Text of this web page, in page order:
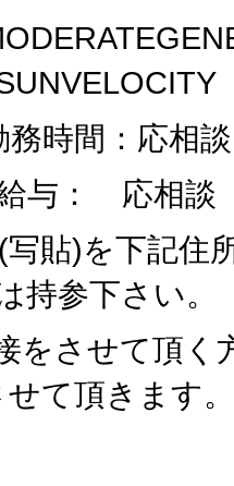
務時間：応相談
与： 応相談
貼)を下記住
持参下さい。
をさせて頂く
せて頂きます。